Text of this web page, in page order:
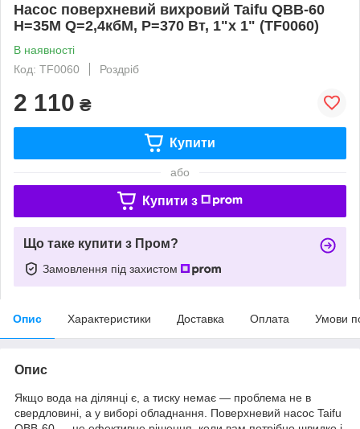
Насос поверхневий вихровий Taifu QBB-60
Н=35М Q=2,4кбМ, P=370 Вт, 1"x 1" (TF0060)
В наявності
Код: TF0060
Роздріб
2 110 ₴
Купити
або
Купити з
Що таке купити з Пром?
Замовлення під захистом
Опис Характеристики Доставка Оплата Умови
Опис
Якщо вода на ділянці є, а тиску немає — проблема не в
свердловині, а у виборі обладнання. Поверхневий насос Taifu